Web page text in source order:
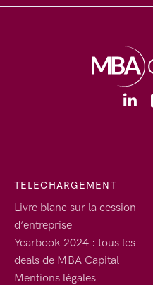
TELECHARGEMENT
Livre blanc sur la cession
d’entreprise
Yearbook 2024 : tous les
deals de MBA Capital
Mentions légales